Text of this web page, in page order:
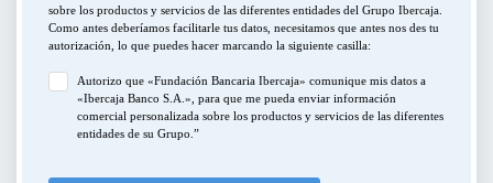
sobre los productos y servicios de las diferentes entidades del Grupo Ibercaja.
Como antes deberíamos facilitarle tus datos, necesitamos que antes nos des tu
autorización, lo que puedes hacer marcando la siguiente casilla:
Autorizo que «Fundación Bancaria Ibercaja» comunique mis datos a
«Ibercaja Banco S.A.», para que me pueda enviar información
comercial personalizada sobre los productos y servicios de las diferentes
entidades de su Grupo.”